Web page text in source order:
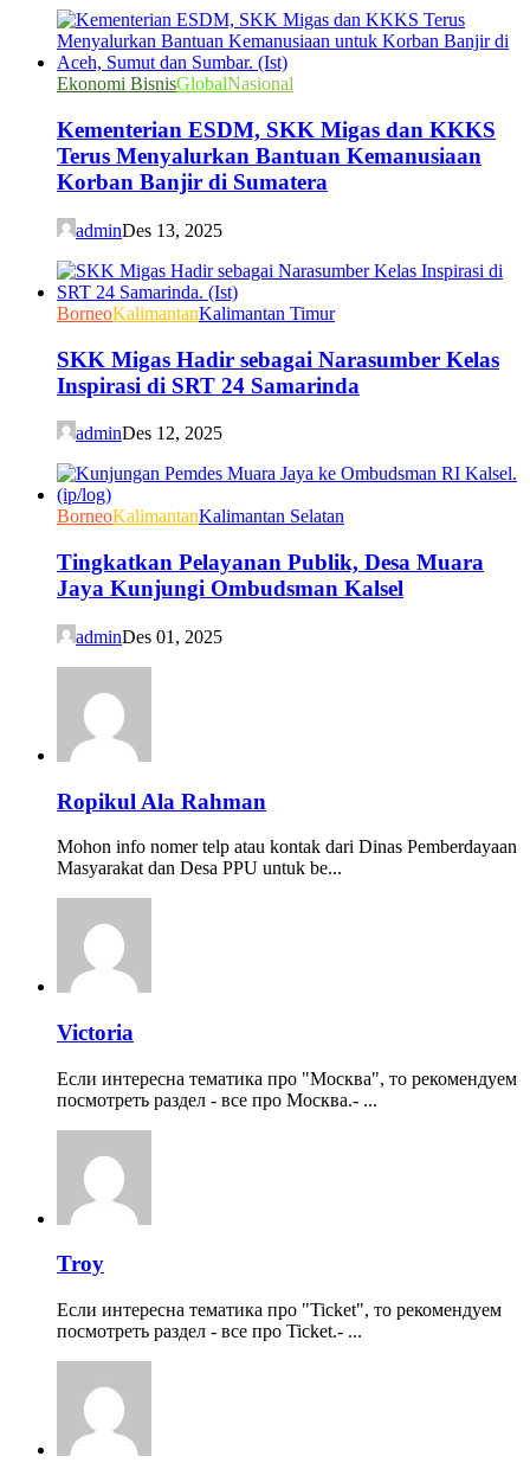
Ekonomi BisnisGlobalNasional
Kementerian ESDM, SKK Migas dan KKKS
Terus Menyalurkan Bantuan Kemanusiaan
Korban Banjir di Sumatera
adminDes 13, 2025
BorneoKalimantanKalimantan Timur
SKK Migas Hadir sebagai Narasumber Kelas
Inspirasi di SRT 24 Samarinda
adminDes 12, 2025
BorneoKalimantanKalimantan Selatan
Tingkatkan Pelayanan Publik, Desa Muara
Jaya Kunjungi Ombudsman Kalsel
adminDes 01, 2025
Ropikul Ala Rahman
Mohon info nomer telp atau kontak dari Dinas Pemberdayaan
Masyarakat dan Desa PPU untuk be...
Victoria
Если интересна тематика про "Москва", то рекомендуем
посмотреть раздел - все про Москва.- ...
Troy
Если интересна тематика про "Ticket", то рекомендуем
посмотреть раздел - все про Ticket.- ...